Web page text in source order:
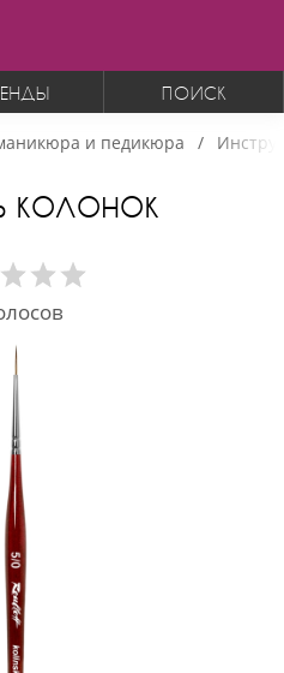
ПОИСК
и педикюра
КОЛОНОК